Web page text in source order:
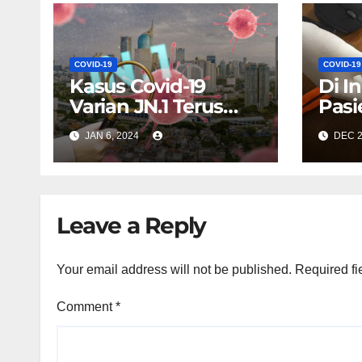
COVID-19
Kasus Covid-19
Varian JN.1 Terus
Meningkat
JAN 6, 2024
COVID-19
Di
DEC
Leave a Reply
Your email address will not be published. Required
Comment*